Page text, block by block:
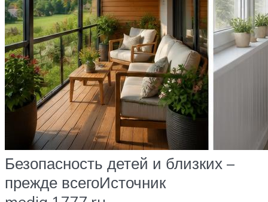
Безопасность детей и близких –
прежде всегоИсточник